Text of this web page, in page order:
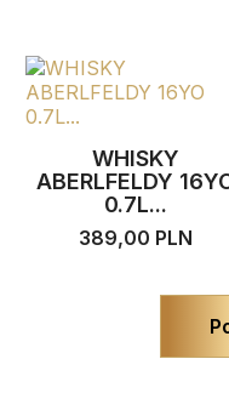
WHISKY
ABERLFELDY
0.7L...
389,00 PLN